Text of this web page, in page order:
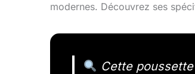
modernes. Découvrez ses
Cette